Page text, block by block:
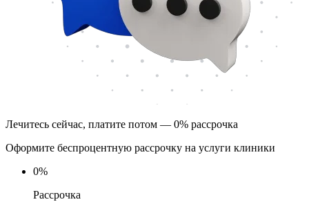
Лечитесь сейчас, платите потом — 0% рассрочка
Оформите беспроцентную рассрочку на услуги клиники
0%
Рассрочка